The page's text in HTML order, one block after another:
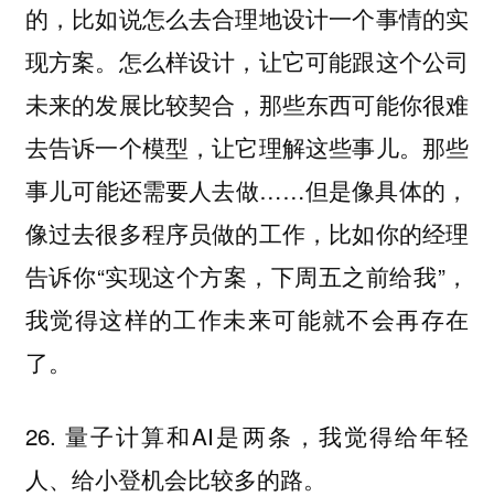
的，比如说怎么去合理地设计一个事情的实
现方案。怎么样设计，让它可能跟这个公司
未来的发展比较契合，那些东西可能你很难
去告诉一个模型，让它理解这些事儿。那些
事儿可能还需要人去做……但是像具体的，
像过去很多程序员做的工作，比如你的经理
告诉你“实现这个方案，下周五之前给我”，
我觉得这样的工作未来可能就不会再存在
了。
26. 量子计算和AI是两条，我觉得给年轻
人、给小登机会比较多的路。